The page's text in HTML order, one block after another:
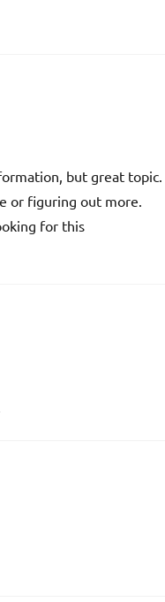
but great topic.
or figuring out more.
for this